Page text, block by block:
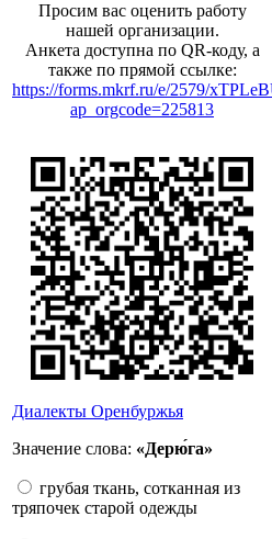
Просим вас оценить работу
нашей организации.
Анкета доступна по QR-коду, а
также по прямой ссылке:
https://forms.mkrf.ru/e/2579/
ap_orgcode=225813
Диалекты Оренбуржья
Значение слова: «Дерю́га»
грубая ткань, сотканная из
тряпочек старой одежды